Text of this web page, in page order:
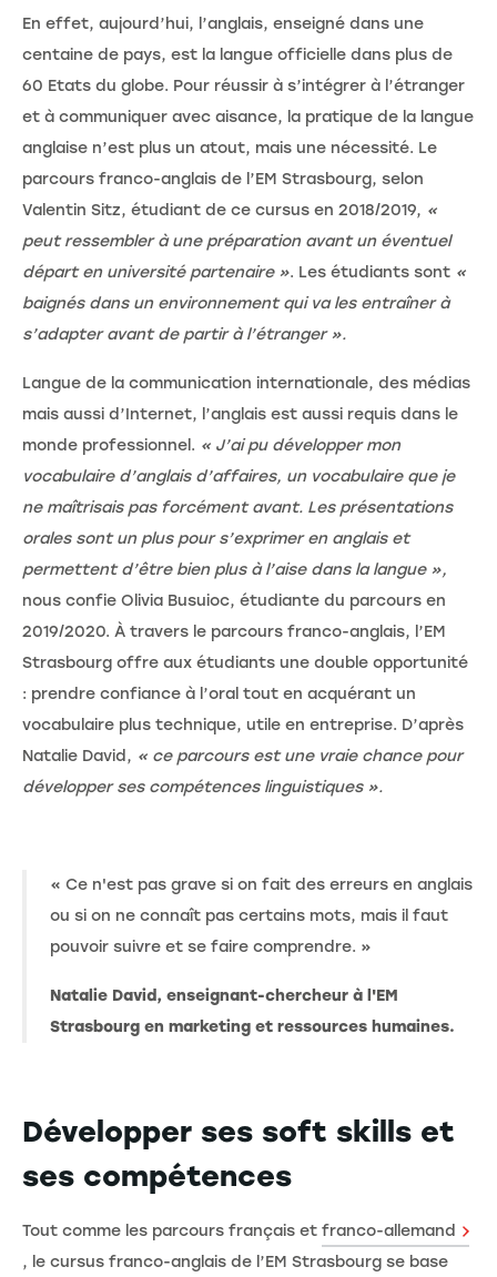
En effet, aujourd’hui, l’anglais, enseigné dans une
centaine de pays, est la langue officielle dans plus de
60 Etats du globe. Pour réussir à s’intégrer à l’étranger
et à communiquer avec aisance, la pratique de la langue
anglaise n’est plus un atout, mais une nécessité. Le
parcours franco-anglais de l’EM Strasbourg, selon
Valentin Sitz, étudiant de ce cursus en 2018/2019, «
peut ressembler à une préparation avant un éventuel
départ en université partenaire ». Les étudiants sont «
baignés dans un environnement qui va les entraîner à
s’adapter avant de partir à l’étranger ».
Langue de la communication internationale, des médias
mais aussi d’Internet, l’anglais est aussi requis dans le
monde professionnel. « J’ai pu développer mon
vocabulaire d’anglais d’affaires, un vocabulaire que je
ne maîtrisais pas forcément avant. Les présentations
orales sont un plus pour s’exprimer en anglais et
permettent d’être bien plus à l’aise dans la langue »,
nous confie Olivia Busuioc, étudiante du parcours en
2019/2020. À travers le parcours franco-anglais, l’EM
Strasbourg offre aux étudiants une double opportunité
: prendre confiance à l’oral tout en acquérant un
vocabulaire plus technique, utile en entreprise. D’après
Natalie David, « ce parcours est une vraie chance pour
développer ses compétences linguistiques ».
« Ce n'est pas grave si on fait des erreurs en anglais
ou si on ne connaît pas certains mots, mais il faut
pouvoir suivre et se faire comprendre. »
Natalie David, enseignant-chercheur à l'EM
Strasbourg en marketing et ressources humaines.
Développer ses soft skills et
ses compétences
Tout comme les parcours français et franco-allemand
, le cursus franco-anglais de l’EM Strasbourg se base